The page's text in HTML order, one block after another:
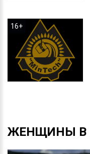
16+
ЖЕНЩИНЫ В